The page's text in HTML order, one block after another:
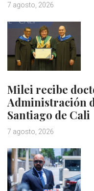
7 agosto, 2026
Milei recibe
Administración
Santiago de Cali
7 agosto, 2026